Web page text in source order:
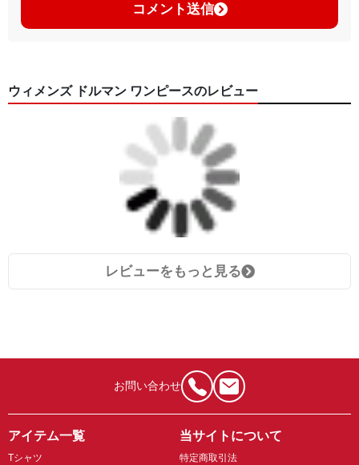
コメント送信
ウィメンズ ドルマン ワンピースのレビュー
レビューをもっと見る
お問い合わせ
アイテム一覧
Tシャツ
当サイトについて
特定商取引法